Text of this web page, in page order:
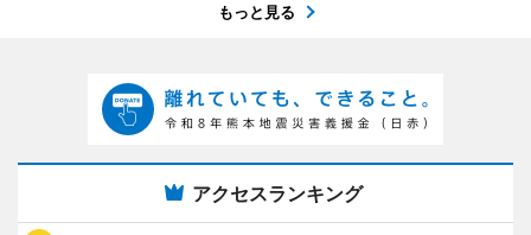
もっと見る
アクセスランキング